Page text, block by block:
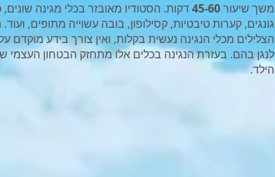
משך שיעור45-60דקות. ​הסטודיו מאובזר בכלי מגינה שונים, כ
גונגים, קערות טיבטיות, קסילופון, בובה עשוייה מתופים,
הצלילים מכלי הנגינה נעשית בקלות, ואין צורך בידע מוקדם
לנגן בהם.​ בעזרת הנגינה בכלים אלו מתחזק הבטחון העצמי
הילד.